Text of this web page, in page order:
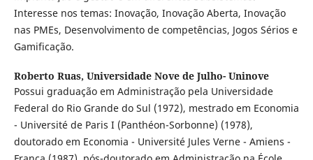
Interesse nos temas: Inovação, Inovação Aberta, Inovação
nas PMEs, Desenvolvimento de competências, Jogos Sérios e
Gamificação.
Roberto Ruas, Universidade Nove de Julho- Uninove
Possui graduação em Administração pela Universidade
Federal do Rio Grande do Sul (1972), mestrado em Economia
- Université de Paris I (Panthéon-Sorbonne) (1978),
doutorado em Economia - Université Jules Verne - Amiens -